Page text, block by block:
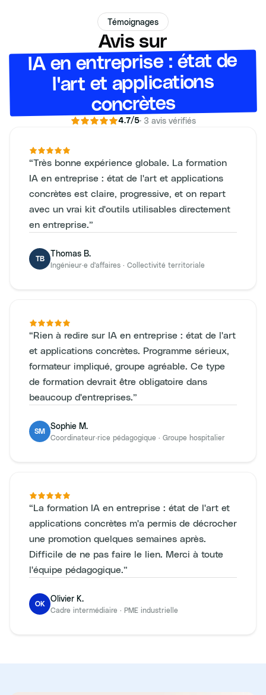
Témoignages
Avis sur
IA en entreprise : état de
l'art et applications
concrètes
4.7/5· 3 avis vérifiés
“Très bonne expérience globale. La formation
IA en entreprise : état de l'art et applications
concrètes est claire, progressive, et on repart
avec un vrai kit d'outils utilisables directement
en entreprise.”
TB
Thomas B.
Ingénieur·e d'affaires · Collectivité territoriale
“Rien à redire sur IA en entreprise : état de l'art
et applications concrètes. Programme sérieux,
formateur impliqué, groupe agréable. Ce type
de formation devrait être obligatoire dans
beaucoup d'entreprises.”
SM
Sophie M.
Coordinateur·rice pédagogique · Groupe hospitalier
“La formation IA en entreprise : état de l'art et
applications concrètes m'a permis de décrocher
une promotion quelques semaines après.
Difficile de ne pas faire le lien. Merci à toute
l'équipe pédagogique.”
OK
Olivier K.
Cadre intermédiaire · PME industrielle